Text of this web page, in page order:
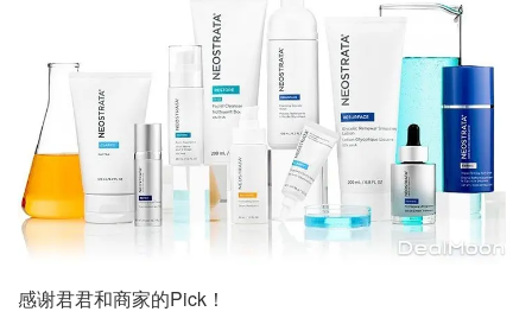
感谢君君和商家的Pick！